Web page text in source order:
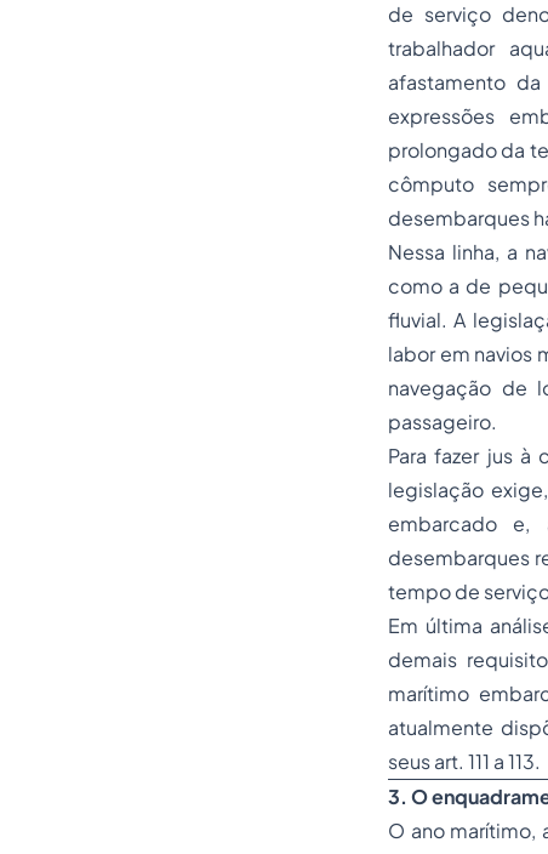
de serviço
trabalhador
afastamento
expressões
prolongado da
cômputo
desembarques
Nessa linha, a
como a de
fluvial. A
labor em navios
navegação de
passageiro.
Para fazer jus
legislação
embarcado e,
desembarques
tempo de
Em última
demais
marítimo
atualmente
seus art. 111 a 113.
3. O
O ano marítimo,